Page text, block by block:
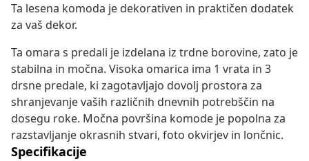
Ta lesena komoda je dekorativen in praktičen dodatek
za vaš dekor.
Ta omara s predali je izdelana iz trdne borovine, zato je
stabilna in močna. Visoka omarica ima 1 vrata in 3
drsne predale, ki zagotavljajo dovolj prostora za
shranjevanje vaših različnih dnevnih potrebščin na
dosegu roke. Močna površina komode je popolna za
razstavljanje okrasnih stvari, foto okvirjev in lončnic.
Specifikacije